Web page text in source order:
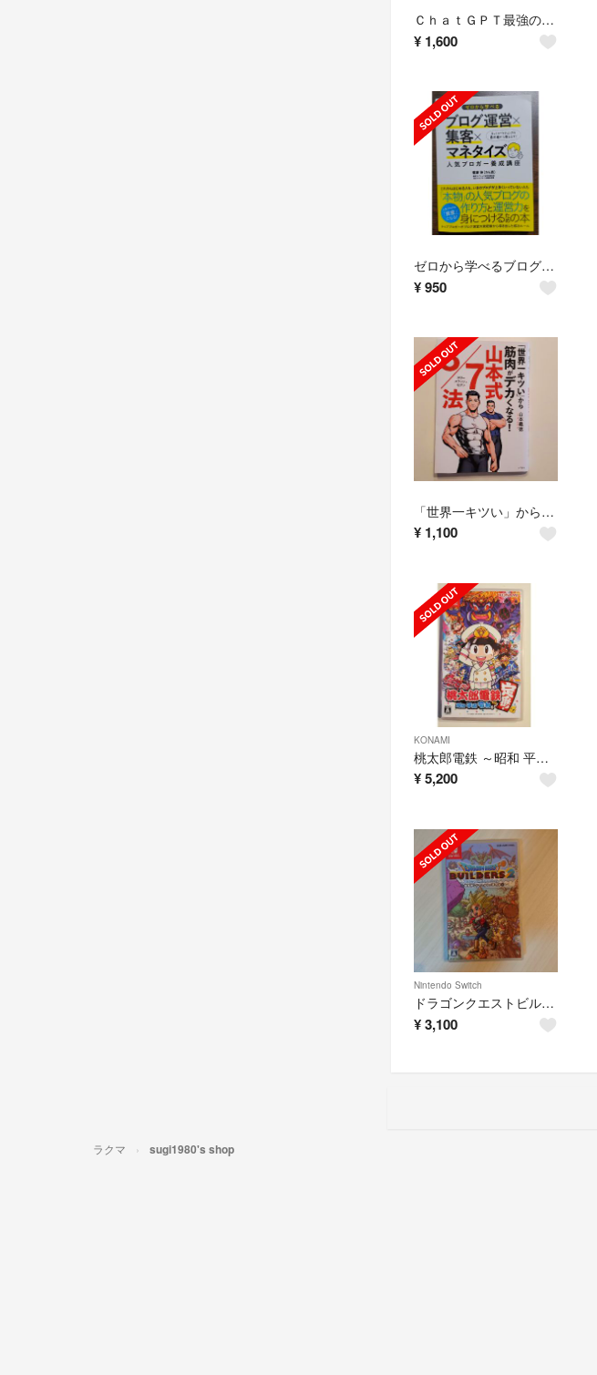
ＣｈａｔＧＰＴ最強の仕事術
¥ 1,600
ゼロから学べるブログ運営×集客×マネタイズ人気ブロガ－養成講座
¥950
「世界一キツい」から筋肉がデカくなる！ 山本式３／７法
¥ 1,100
KONAMI
桃太郎電鉄 ～昭和 平成 令和も定番！～ Switch
¥5,200
Nintendo Switch
ドラゴンクエストビルダーズ2
¥3,100
ラクマ sugi1980's shop